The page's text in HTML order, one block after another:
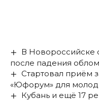
В Новороссийске
после падения
Стартовал приём
«Юфорум» для
Кубань и ещё 17